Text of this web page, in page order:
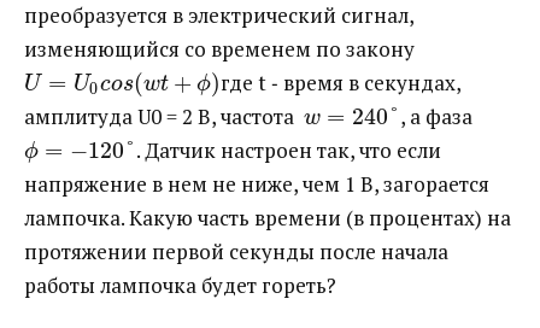
преобразуется в электрический сигнал,
изменяющийся со временем по закону ​
U = U0cos(wt + ϕ)​где t ‐ время в секундах,
амплитуда U0 = 2 В, частота ​ w = 240°​, а фаза ​
ϕ = −120°​. Датчик настроен так, что если
напряжение в нем не ниже, чем 1 В, загорается
лампочка. Какую часть времени (в процентах) на
протяжении первой секунды после начала
работы лампочка будет гореть?